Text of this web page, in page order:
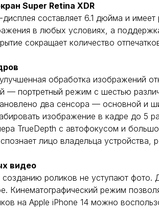
Super Retina XDR
составляет 6.1 дюйма и
в любых условиях, а
сокращает количество
обработка изображений
— портретный режим с шестью
два сенсора — основной и
изображение в кадре до 5
TrueDepth с автофокусом и
лицо владельца устройства,
видео
роликов не уступают фото.
Кинематографический режим
на Apple iPhone 14 можно